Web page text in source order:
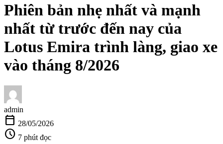
Phiên bản nhẹ nhất và mạnh
nhất từ trước đến nay của
Lotus Emira trình làng, giao xe
vào tháng 8/2026
admin
calendar_today 28/05/2026
schedule 7 phút đọc